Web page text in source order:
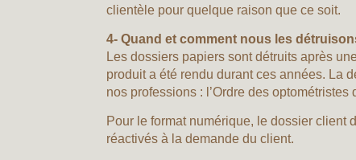
clientèle pour quelque raison que ce soit.
4- Quand et comment nous les
Les dossiers papiers sont détruits après
produit a été rendu durant ces années. La
nos professions : l’Ordre des
Pour le format numérique, le dossier client
réactivés à la demande du client.